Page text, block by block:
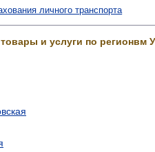
личного транспорта
и услуги по регионвм